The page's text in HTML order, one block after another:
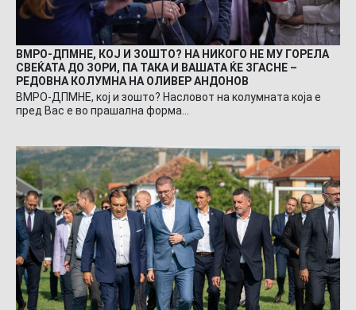
ВМРО-ДПМНЕ, КОЈ И ЗОШТО? НА НИКОГО НЕ МУ ГОРЕЛА
СВЕЌАТА ДО ЗОРИ, ПА ТАКА И ВАШАТА ЌЕ ЗГАСНЕ –
РЕДОВНА КОЛУМНА НА ОЛИВЕР АНДОНОВ
ВМРО-ДПМНЕ, кој и зошто? Насловот на колумната која е
пред Вас е во прашална форма…